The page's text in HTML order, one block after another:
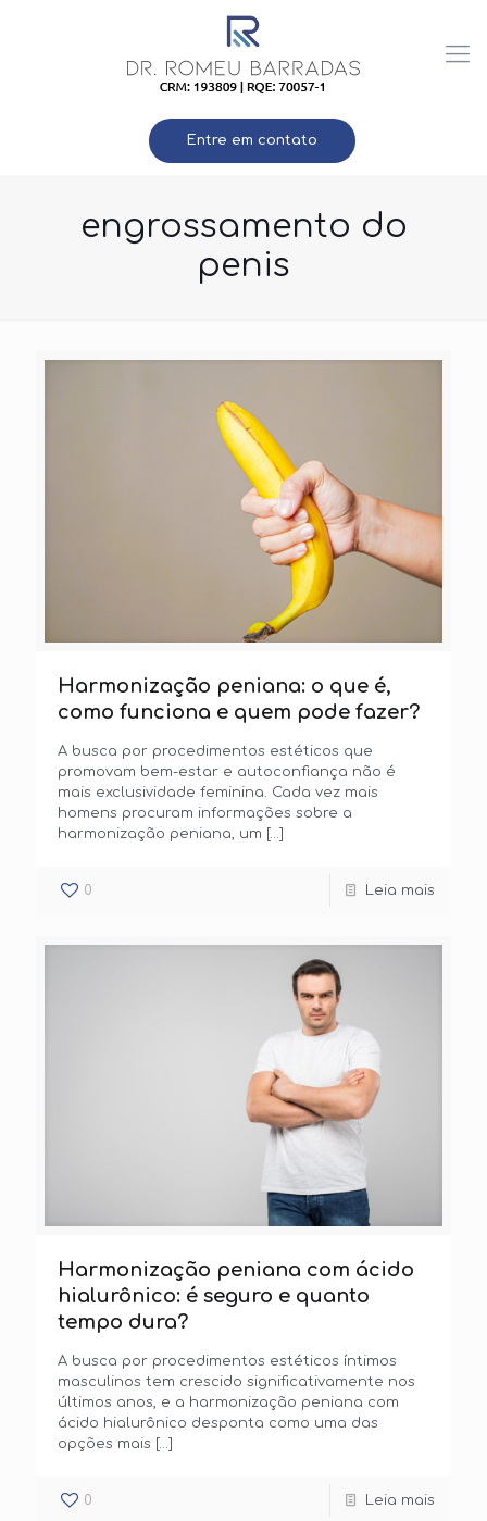
Entre em contato
engrossamento do
penis
Harmonização peniana: o que é,
como funciona e quem pode fazer?
A busca por procedimentos estéticos que
promovam bem-estar e autoconfiança não é
mais exclusividade feminina. Cada vez mais
homens procuram informações sobre a
harmonização peniana, um […]
0 Leia mais
Harmonização peniana com ácido
hialurônico: é seguro e quanto
tempo dura?
A busca por procedimentos estéticos íntimos
masculinos tem crescido significativamente nos
últimos anos, e a harmonização peniana com
ácido hialurônico desponta como uma das
opções mais […]
0 Leia mais